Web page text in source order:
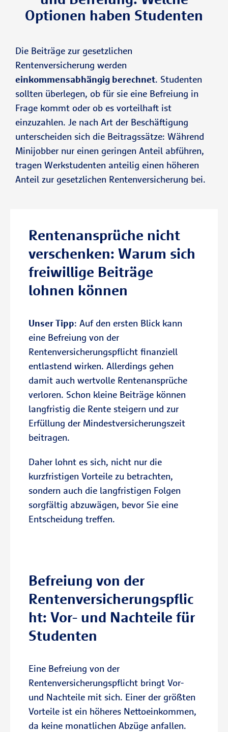
Optionen haben Studenten
Die Beiträge zur gesetzlichen
Rentenversicherung werden
einkommensabhängig berechnet. Studenten
sollten überlegen, ob für sie eine Befreiung in
Frage kommt oder ob es vorteilhaft ist
einzuzahlen. Je nach Art der Beschäftigung
unterscheiden sich die Beitragssätze: Während
Minijobber nur einen geringen Anteil abführen,
tragen Werkstudenten anteilig einen höheren
Anteil zur gesetzlichen Rentenversicherung bei.
Rentenansprüche nicht
verschenken: Warum sich
freiwillige Beiträge
lohnen können
Unser Tipp: Auf den ersten Blick kann
eine Befreiung von der
Rentenversicherungspflicht finanziell
entlastend wirken. Allerdings gehen
damit auch wertvolle Rentenansprüche
verloren. Schon kleine Beiträge können
langfristig die Rente steigern und zur
Erfüllung der Mindestversicherungszeit
beitragen.
Daher lohnt es sich, nicht nur die
kurzfristigen Vorteile zu betrachten,
sondern auch die langfristigen Folgen
sorgfältig abzuwägen, bevor Sie eine
Entscheidung treffen.
Befreiung von der
Rentenversicherungspflic
ht: Vor- und Nachteile für
Studenten
Eine Befreiung von der
Rentenversicherungspflicht bringt Vor-
und Nachteile mit sich. Einer der größten
Vorteile ist ein höheres Nettoeinkommen,
da keine monatlichen Abzüge anfallen.